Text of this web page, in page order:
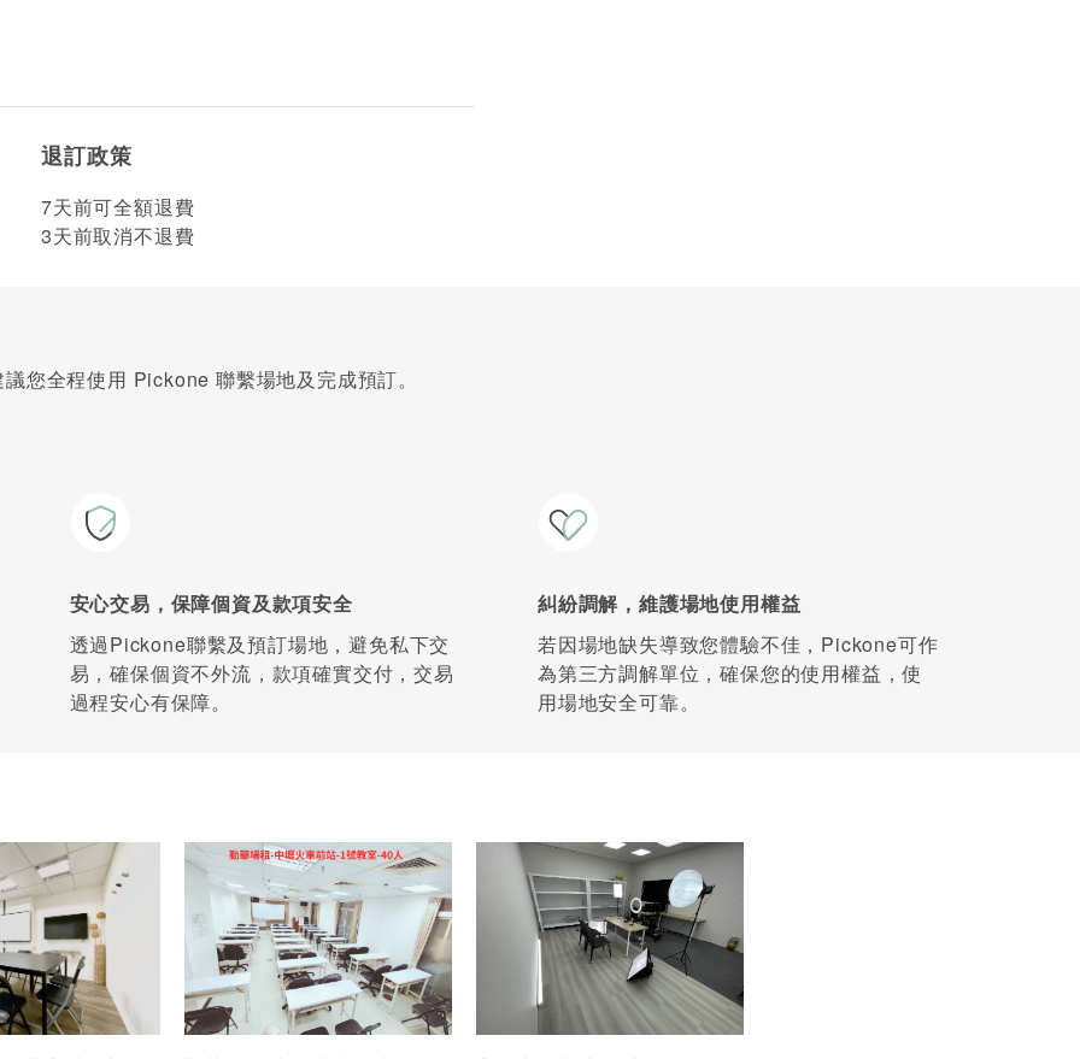
退訂政策
7天前可全額退費
3天前取消不退費
您全程使用 Pickone 聯繫場地及完成預訂。
安心交易，保障個資及款項安全
透過Pickone聯繫及預訂場地，避免私下交
易，確保個資不外流，款項確實交付，交易
過程安心有保障。
糾紛調解，維護場地使用權益
若因場地缺失導致您體驗不佳，Pickone可作
為第三方調解單位，確保您的使用權益，使
用場地安全可靠。